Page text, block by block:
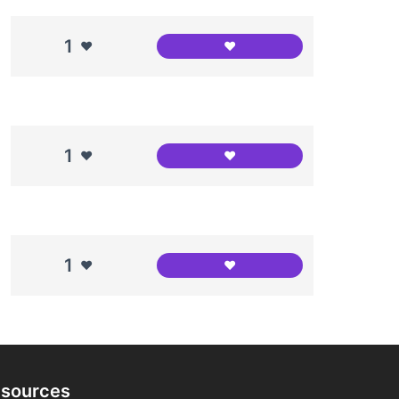
1 ❤️ ❤️Centre Cívic Can Clariana
1 ❤️ ❤️CAP Maragall / EAP
1 ❤️ ❤️Espai Jove Garcilaso